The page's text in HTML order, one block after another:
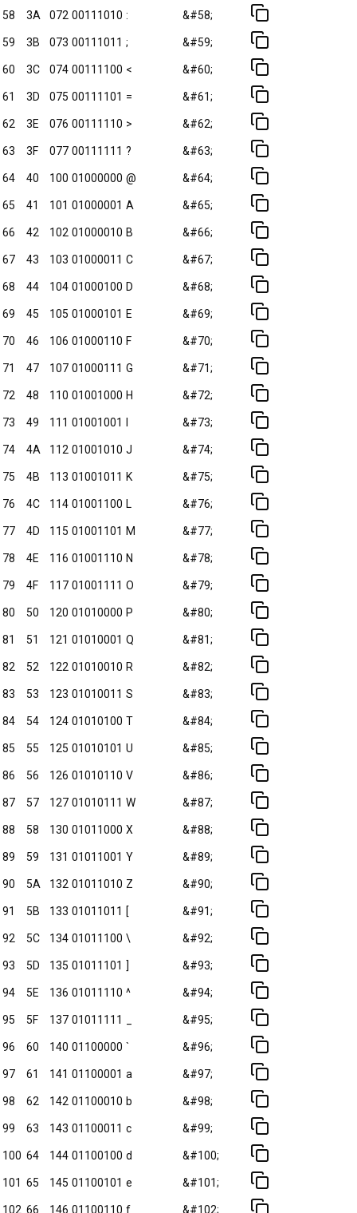
58 3A 072 00111010 : &#58;
59 3B 073 00111011 ; &#59;
60 3C 074 00111100 < &#60;
61 3D 075 00111101 = &#61;
62 3E 076 00111110 > &#62;
63 3F 077 00111111 ? &#63;
64 40 100 01000000 @ &#64;
65 41 101 01000001 A &#65;
66 42 102 01000010 B &#66;
67 43 103 01000011 C &#67;
68 44 104 01000100 D &#68;
69 45 105 01000101 E &#69;
70 46 106 01000110 F &#70;
71 47 107 01000111 G &#71;
72 48 110 01001000 H &#72;
73 49 111 01001001 I &#73;
74 4A 112 01001010 J &#74;
75 4B 113 01001011 K &#75;
76 4C 114 01001100 L &#76;
77 4D 115 01001101 M &#77;
78 4E 116 01001110 N &#78;
79 4F 117 01001111 O &#79;
80 50 120 01010000 P &#80;
81 51 121 01010001 Q &#81;
82 52 122 01010010 R &#82;
83 53 123 01010011 S &#83;
84 54 124 01010100 T &#84;
85 55 125 01010101 U &#85;
86 56 126 01010110 V &#86;
87 57 127 01010111 W &#87;
88 58 130 01011000 X &#88;
89 59 131 01011001 Y &#89;
90 5A 132 01011010 Z &#90;
91 5B 133 01011011 [ &#91;
92 5C 134 01011100 \ &#92;
93 5D 135 01011101 ] &#93;
94 5E 136 01011110 ^ &#94;
95 5F 137 01011111 &#95;
96 60 140 01100000 ` &#96;
97 61 141 01100001 a &#97;
98 62 142 01100010 b &#98;
99 63 143 01100011 c &#99;
100 64 144 01100100 d &#100;
101 65 145 01100101 e &#101;
102 66 146 01100110 f &#102;